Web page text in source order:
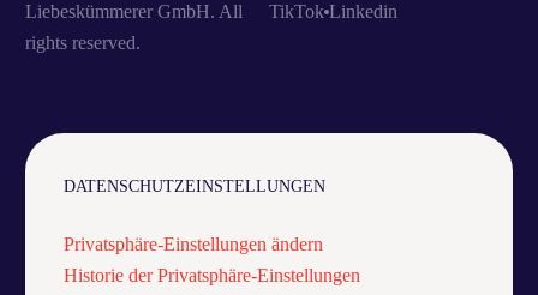
Liebeskümmerer GmbH. All
rights reserved.
TikTok Linkedin
DATENSCHUTZEINSTELLUNGEN
Privatsphäre-Einstellungen ändern
Historie der Privatsphäre-Einstellungen